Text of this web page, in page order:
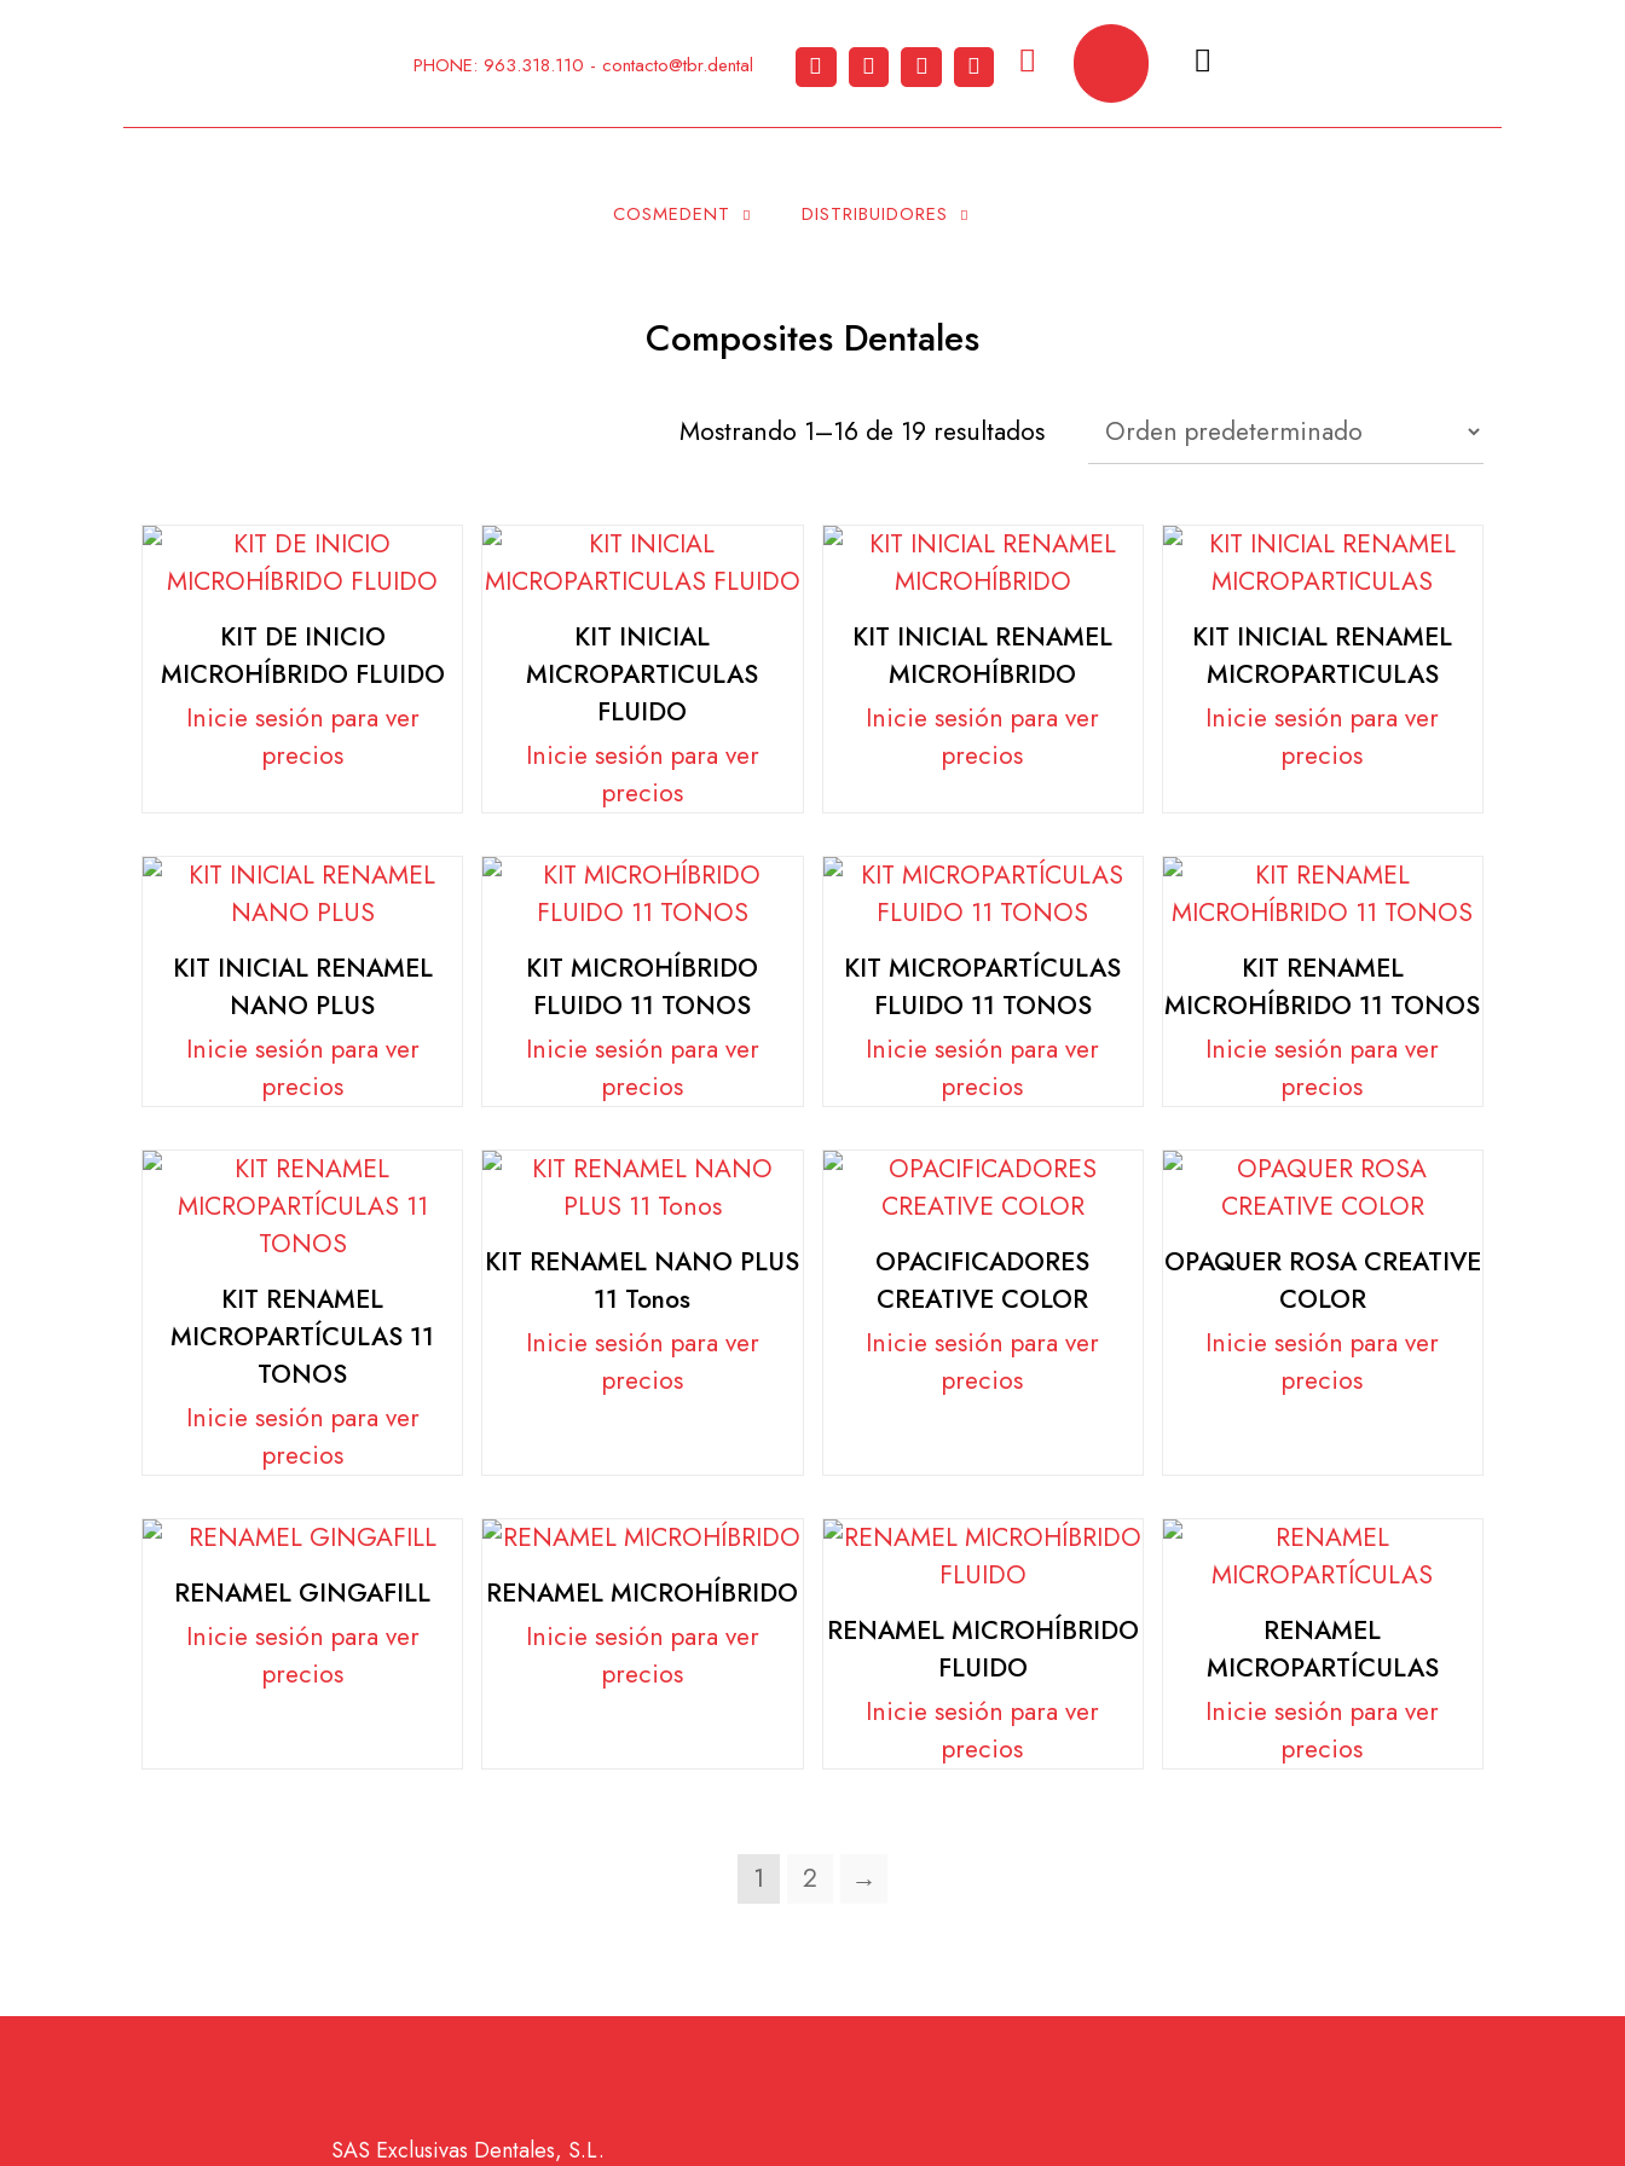
PHONE: 963.318.110 - contacto@tbr.dental
COSMEDENT DISTRIBUIDORES
Composites Dentales
Mostrando 1–16 de 19 resultados
KIT DE INICIO
MICROHÍBRIDO FLUIDO
Inicie sesión para ver
precios
KIT INICIAL
MICROPARTICULAS
FLUIDO
Inicie sesión para ver
precios
KIT INICIAL RENAMEL
MICROHÍBRIDO
Inicie sesión para ver
precios
KIT INICIAL RENAMEL
MICROPARTICULAS
Inicie sesión para ver
precios
KIT INICIAL RENAMEL
NANO PLUS
Inicie sesión para ver
precios
KIT MICROHÍBRIDO
FLUIDO 11 TONOS
Inicie sesión para ver
precios
KIT MICROPARTÍCULAS
FLUIDO 11 TONOS
Inicie sesión para ver
precios
KIT RENAMEL
MICROHÍBRIDO 11 TONOS
Inicie sesión para ver
precios
KIT RENAMEL
MICROPARTÍCULAS 11
TONOS
Inicie sesión para ver
precios
KIT RENAMEL NANO PLUS
11 Tonos
Inicie sesión para ver
precios
OPACIFICADORES
CREATIVE COLOR
Inicie sesión para ver
precios
OPAQUER ROSA CREATIVE
COLOR
Inicie sesión para ver
precios
RENAMEL GINGAFILL
Inicie sesión para ver
precios
RENAMEL MICROHÍBRIDO
Inicie sesión para ver
precios
RENAMEL MICROHÍBRIDO
FLUIDO
Inicie sesión para ver
precios
RENAMEL
MICROPARTÍCULAS
Inicie sesión para ver
precios
1 2 →
SAS Exclusivas Dentales, S.L.